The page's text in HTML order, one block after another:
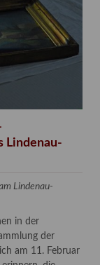
Lindenau-
Lindenau-
in der
der
am 11. Februar